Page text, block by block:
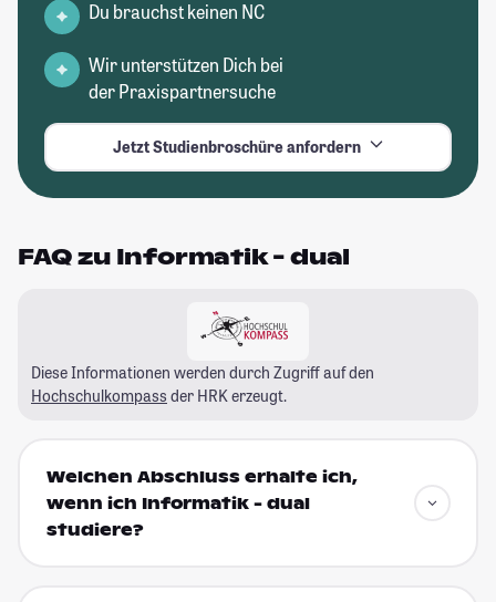
Du brauchst keinen NC
Wir unterstützen Dich bei
der Praxispartnersuche
Jetzt Studienbroschüre anfordern
FAQ zu Informatik - dual
Diese Informationen werden durch Zugriff auf den
Hochschulkompass der HRK erzeugt.
Welchen Abschluss erhalte ich,
wenn ich Informatik - dual
studiere?